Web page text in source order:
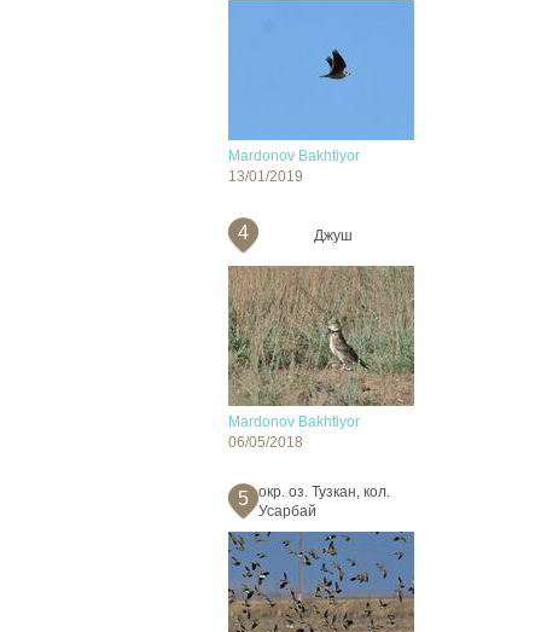
Mardonov Bakhtiyor
13/01/2019
4 Джуш
Mardonov Bakhtiyor
06/05/2018
5
окр. оз. Тузкан, кол.
Усарбай